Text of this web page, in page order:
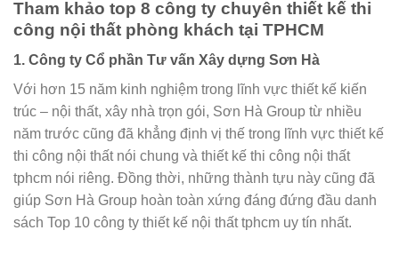
Tham khảo top 8 công ty chuyên thiết kế thi
công nội thất phòng khách tại TPHCM
1. Công ty Cổ phần Tư vấn Xây dựng Sơn Hà
Với hơn 15 năm kinh nghiệm trong lĩnh vực thiết kế kiến
trúc – nội thất, xây nhà trọn gói, Sơn Hà Group từ nhiều
năm trước cũng đã khẳng định vị thế trong lĩnh vực thiết kế
thi công nội thất nói chung và thiết kế thi công nội thất
tphcm nói riêng. Đồng thời, những thành tựu này cũng đã
giúp Sơn Hà Group hoàn toàn xứng đáng đứng đầu danh
sách Top 10 công ty thiết kế nội thất tphcm uy tín nhất.